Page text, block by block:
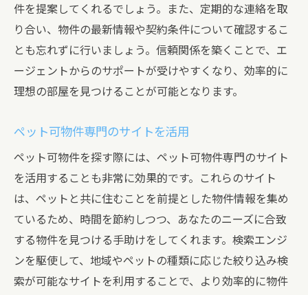
件を提案してくれるでしょう。また、定期的な連絡を取
り合い、物件の最新情報や契約条件について確認するこ
とも忘れずに行いましょう。信頼関係を築くことで、エ
ージェントからのサポートが受けやすくなり、効率的に
理想の部屋を見つけることが可能となります。
ペット可物件専門のサイトを活用
ペット可物件を探す際には、ペット可物件専門のサイト
を活用することも非常に効果的です。これらのサイト
は、ペットと共に住むことを前提とした物件情報を集め
ているため、時間を節約しつつ、あなたのニーズに合致
する物件を見つける手助けをしてくれます。検索エンジ
ンを駆使して、地域やペットの種類に応じた絞り込み検
索が可能なサイトを利用することで、より効率的に物件